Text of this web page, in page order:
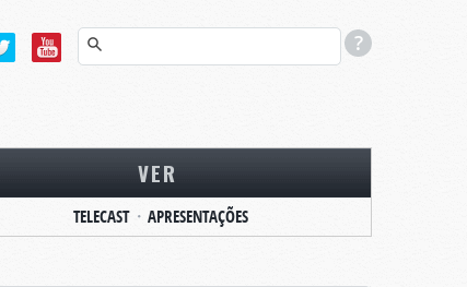
VER
TELECAST APRESENTAÇÕES